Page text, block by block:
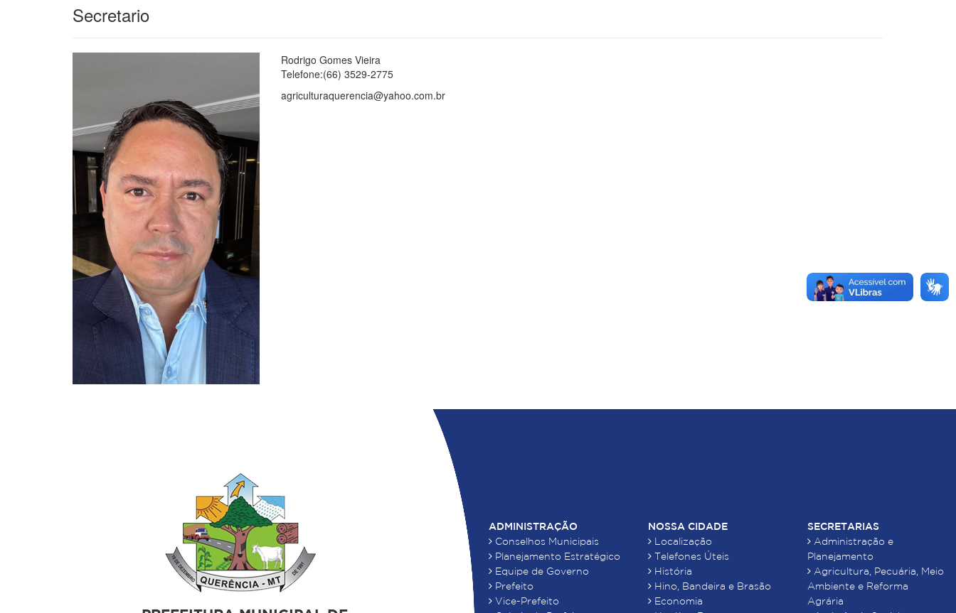
Secretario
Rodrigo Gomes Vieira
Telefone:(66) 3529-2775
agriculturaquerencia@yahoo.com.br
ADMINISTRAÇÃO
Conselhos Municipais
Planejamento Estratégico
Equipe de Governo
Prefeito
Vice-Prefeito
NOSSA CIDADE
Localização
Telefones Úteis
História
Hino, Bandeira e Brasão
Economia
SECRETARIAS
Administração e
Planejamento
Agricultura, Pecuária, Meio
Ambiente e Reforma
Agrária